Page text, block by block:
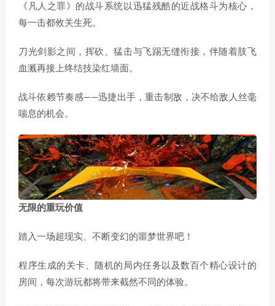
《凡人之罪》的战斗系统以迅猛残酷的近战格斗为核心，
每一击都攸关生死。
刀光剑影之间，挥砍、猛击与飞踢无缝衔接，伴随着肢飞
血溅再接上终结技染红墙面。
战斗依赖节奏感——迅捷出手，重击制敌，决不给敌人丝毫
喘息的机会。
无限的重玩价值
踏入一场超现实、不断变幻的噩梦世界吧！
程序生成的关卡、随机的局内任务以及数百个精心设计的
房间，每次游玩都将带来截然不同的体验。